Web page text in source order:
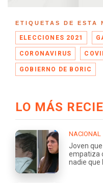
ETIQUETAS DE ESTA
ELECCIONES 2021
CORONAVIRUS
GOBIERNO DE BORIC
LO MÁS
NACIONAL
Joven
empatiza
nadie que